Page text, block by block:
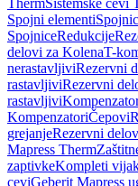
ThermSistemske cevi
Spojni elementi
SpojniceRedukcije
delovi za KolenaT-
nerastavljiviRezervni
rastavljiviRezervni
rastavljivi
KompenzatoriČepovi
grejanjeRezervni
Mapress Therm
zaptivkeKompleti
ceviGeberit Mapress